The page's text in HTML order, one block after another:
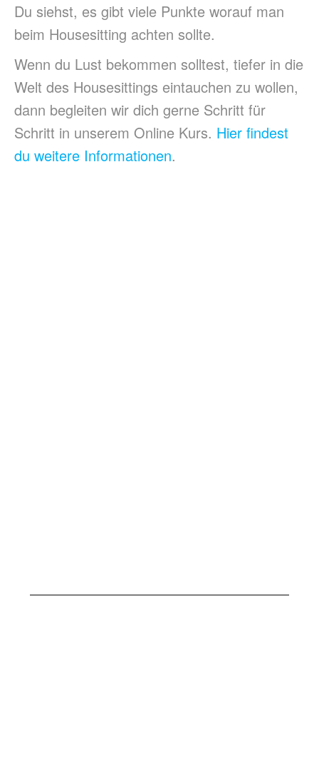
Du siehst, es gibt viele Punkte worauf man
beim Housesitting achten sollte.
Wenn du Lust bekommen solltest, tiefer in die
Welt des Housesittings eintauchen zu wollen,
dann begleiten wir dich gerne Schritt für
Schritt in unserem Online Kurs. Hier findest
du weitere Informationen.